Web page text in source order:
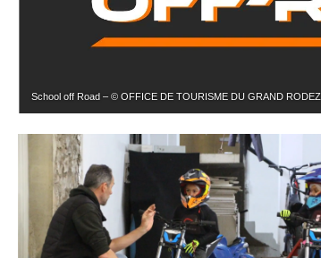
School off Road – © OFFICE DE TOURISME DU GRAND RODEZ